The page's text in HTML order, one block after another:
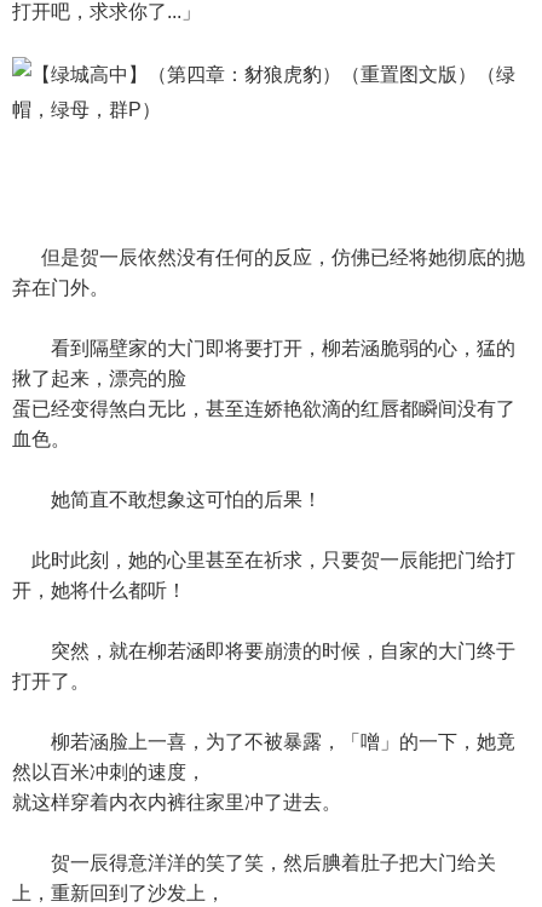
打开吧，求求你了...」
但是贺一辰依然没有任何的反应，仿佛已经将她彻底的抛
弃在门外。
看到隔壁家的大门即将要打开，柳若涵脆弱的心，猛的
揪了起来，漂亮的脸
蛋已经变得煞白无比，甚至连娇艳欲滴的红唇都瞬间没有了
血色。
她简直不敢想象这可怕的后果！
此时此刻，她的心里甚至在祈求，只要贺一辰能把门给打
开，她将什么都听！
突然，就在柳若涵即将要崩溃的时候，自家的大门终于
打开了。
柳若涵脸上一喜，为了不被暴露，「噌」的一下，她竟
然以百米冲刺的速度，
就这样穿着内衣内裤往家里冲了进去。
贺一辰得意洋洋的笑了笑，然后腆着肚子把大门给关
上，重新回到了沙发上，